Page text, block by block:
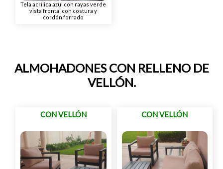
Tela acrílica azul con rayas verde
vista frontal con costura y
cordón forrado
ALMOHADONES CON RELLENO DE
VELLÓN.
CON VELLÓN CON VELLÓN